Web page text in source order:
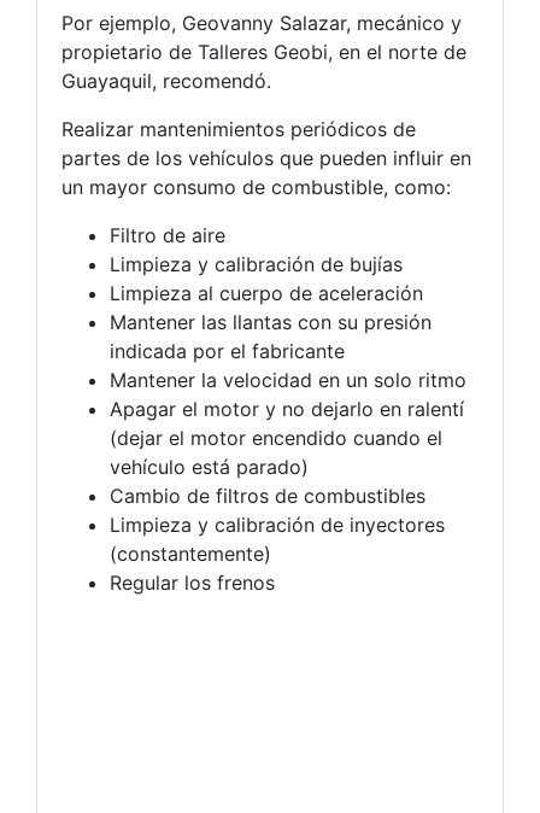
Por ejemplo, Geovanny Salazar, mecánico y
propietario de Talleres Geobi, en el norte de
Guayaquil, recomendó.
Realizar mantenimientos periódicos de
partes de los vehículos que pueden influir en
un mayor consumo de combustible, como:
Filtro de aire
Limpieza y calibración de bujías
Limpieza al cuerpo de aceleración
Mantener las llantas con su presión
indicada por el fabricante
Mantener la velocidad en un solo ritmo
Apagar el motor y no dejarlo en ralentí
(dejar el motor encendido cuando el
vehículo está parado)
Cambio de filtros de combustibles
Limpieza y calibración de inyectores
(constantemente)
Regular los frenos